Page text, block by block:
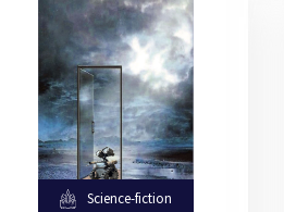
Science-fiction